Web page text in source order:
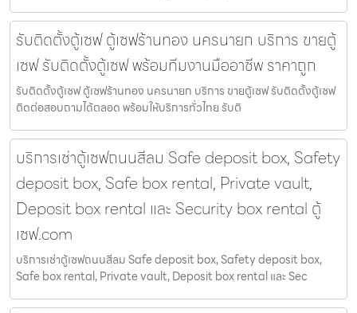
รับติดตั้งตู้เซฟ ตู้เซฟร้านทอง นครนายก บริการ ขายตู้
เซฟ รับติดตั้งตู้เซฟ พร้อมทีมงานมืออาชีพ ราคาถูก
รับติดตั้งตู้เซฟ ตู้เซฟร้านทอง นครนายก บริการ ขายตู้เซฟ รับติดตั้งตู้เซฟ
ติดต่อสอบถามได้ตลอด พร้อมให้บริการทั่วไทย รับติ
บริการเช่าตู้เซฟถนนสีลม Safe deposit box, Safety
deposit box, Safe box rental, Private vault,
Deposit box rental และ Security box rental ตู้
เซฟ.com
บริการเช่าตู้เซฟถนนสีลม Safe deposit box, Safety deposit box,
Safe box rental, Private vault, Deposit box rental และ Sec